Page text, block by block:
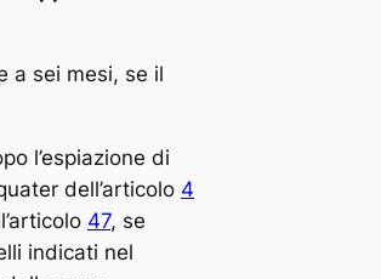
a sei mesi, se il
l’espiazione di
dell’articolo 4
47, se
indicati nel